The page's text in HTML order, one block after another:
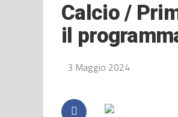
Calcio /
il
3 Maggio 2024